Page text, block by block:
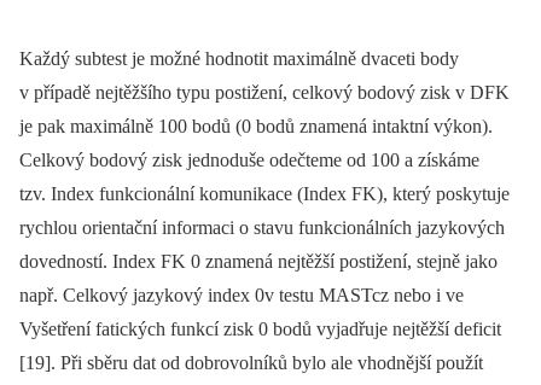
Každý subtest je možné hodnotit maximálně dvaceti body
v případě nejtěžšího typu postižení, celkový bodový zisk v DFK
je pak maximálně 100 bodů (0 bodů znamená intaktní výkon).
Celkový bodový zisk jednoduše odečteme od 100 a získáme
tzv. Index funkcionální komunikace (Index FK), který poskytuje
rychlou orientační informaci o stavu funkcionálních jazykových
dovedností. Index FK 0 znamená nejtěžší postižení, stejně jako
např. Celkový jazykový index 0v testu MASTcz nebo i ve
Vyšetření fatických funkcí zisk 0 bodů vyjadřuje nejtěžší deficit
[19]. Při sběru dat od dobrovolníků bylo ale vhodnější použít